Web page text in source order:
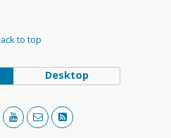
to top
Desktop